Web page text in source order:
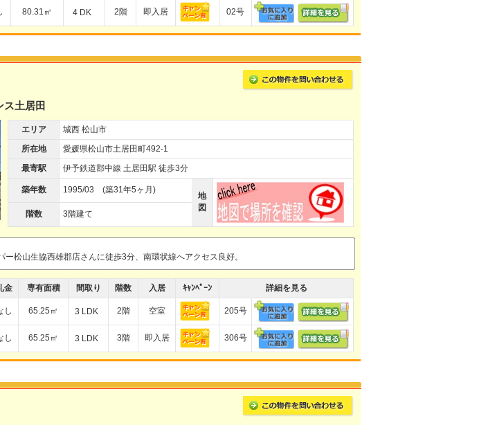
80.31㎡ 4 DK 2階 即入居 02号
ス土居田
エリア
城西 松山市
所在地
愛媛県松山市土居田町492-1
最寄駅
伊予鉄道郡中線 土居田駅 徒歩3分
築年数 1995/03 (築31年5ヶ月)
地
図
階数 3階建て
ー松山生協西雄郡店さんに徒歩3分、南環状線へアクセス良好。
金 専有面積 間取り 階数 入居 ｷｬﾝﾍﾟｰﾝ 詳細を見る
し 65.25㎡ 3 LDK 2階 空室 205号
し 65.25㎡ 3 LDK 3階 即入居 306号